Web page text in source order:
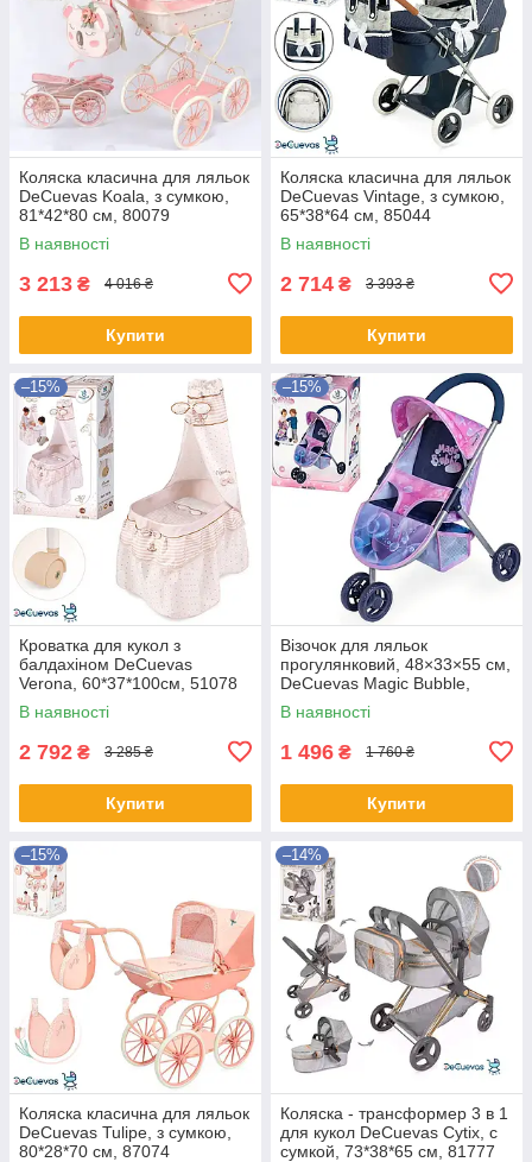
Коляска класична для ляльок
DeCuevas Koala, з сумкою,
81*42*80 см, 80079
В наявності
3 213 ₴ 4 016 ₴
Купити
Коляска класична для ляльок
DeCuevas Vintage, з сумкою,
65*38*64 см, 85044
В наявності
2 714 ₴ 3 393 ₴
Купити
–15%
Кроватка для кукол з
балдахіном DeCuevas
Verona, 60*37*100см, 51078
В наявності
2 792 ₴ 3 285 ₴
Купити
–15%
Візочок для ляльок
прогулянковий, 48×33×55 см,
DeCuevas Magic Bubble,
90276
В наявності
1 496 ₴ 1 760 ₴
Купити
–15%
Коляска класична для ляльок
DeCuevas Tulipe, з сумкою,
80*28*70 см, 87074
–14%
Коляска - трансформер 3 в 1
для кукол DeCuevas Cytix, с
сумкой, 73*38*65 см, 81777